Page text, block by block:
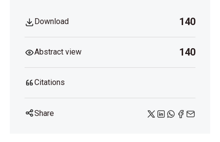
Download 140
Abstract view 140
Citations
Share